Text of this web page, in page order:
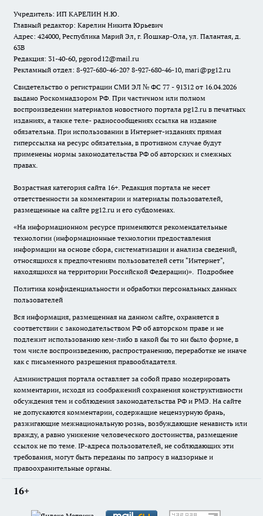
Учредитель: ИП КАРЕЛИН Н.Ю.
Главный редактор: Карелин Никита Юрьевич
Адрес: 424000, Республика Марий Эл, г. Йошкар-Ола, ул. Палантая, д.
63В
Редакция: 31-40-60, pgorod12@mail.ru
Рекламный отдел: 8-927-680-46-20? 8-927-680-46-10, mari@pg12.ru
Свидетельство о регистрации СМИ ЭЛ № ФС 77 - 91312 от 16.04.2026
выдано Роскомнадзором РФ. При частичном или полном
воспроизведении материалов новостного портала pg12.ru в печатных
изданиях, а также теле- радиосообщениях ссылка на издание
обязательна. При использовании в Интернет-изданиях прямая
гиперссылка на ресурс обязательна, в противном случае будут
применены нормы законодательства РФ об авторских и смежных
правах.
Возрастная категория сайта 16+. Редакция портала не несет
ответственности за комментарии и материалы пользователей,
размещенные на сайте pg12.ru и его субдоменах.
«На информационном ресурсе применяются рекомендательные
технологии (информационные технологии предоставления
информации на основе сбора, систематизации и анализа сведений,
относящихся к предпочтениям пользователей сети "Интернет",
находящихся на территории Российской Федерации)». Подробнее
Политика конфиденциальности и обработки персональных данных
пользователей
Вся информация, размещенная на данном сайте, охраняется в
соответствии с законодательством РФ об авторском праве и не
подлежит использованию кем-либо в какой бы то ни было форме, в
том числе воспроизведению, распространению, переработке не иначе
как с письменного разрешения правообладателя.
Администрация портала оставляет за собой право модерировать
комментарии, исходя из соображений сохранения конструктивности
обсуждения тем и соблюдения законодательства РФ и РМЭ. На сайте
не допускаются комментарии, содержащие нецензурную брань,
разжигающие межнациональную рознь, возбуждающие ненависть или
вражду, а равно унижение человеческого достоинства, размещение
ссылок не по теме. IP-адреса пользователей, не соблюдающих эти
требования, могут быть переданы по запросу в надзорные и
правоохранительные органы.
16+